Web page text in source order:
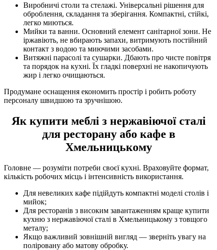
Виробничі столи та стелажі. Універсальні рішення для
оброблення, складання та зберігання. Компактні, стійкі,
легко миються.
Мийки та ванни. Основний елемент санітарної зони. Не
іржавіють, не вбирають запахи, витримують постійний
контакт з водою та миючими засобами.
Витяжні парасолі та сушарки. Дбають про чисте повітря
та порядок на кухні. Їх гладкі поверхні не накопичують
жир і легко очищаються.
Продумане оснащення економить простір і робить роботу
персоналу швидшою та зручнішою.
Як купити меблі з нержавіючої сталі
для ресторану або кафе в
Хмельницькому
Головне — розуміти потреби своєї кухні. Враховуйте формат,
кількість робочих місць і інтенсивність використання.
Для невеликих кафе підійдуть компактні моделі столів і
мийок;
Для ресторанів з високим завантаженням краще купити
кухню з нержавіючої сталі в Хмельницькому з товщого
металу;
Якщо важливий зовнішній вигляд — зверніть увагу на
поліровану або матову обробку.